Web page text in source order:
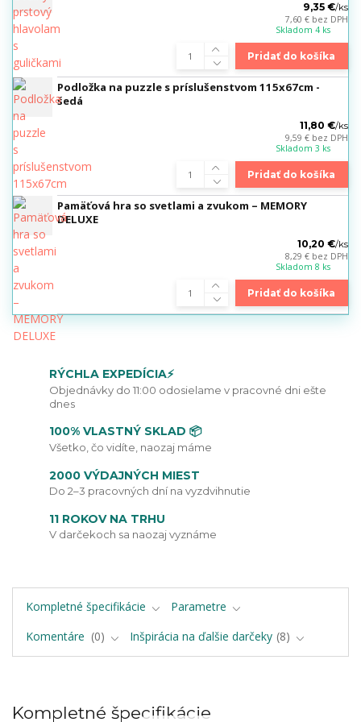
9,35 €/ks
7,60 € bez DPH
Skladom 4 ks
Pridať do košíka
Podložka na puzzle s príslušenstvom 115x67cm -
šedá
11,80 €/ks
9,59 € bez DPH
Skladom 3 ks
Pridať do košíka
Pamäťová hra so svetlami a zvukom – MEMORY
DELUXE
10,20 €/ks
8,29 € bez DPH
Skladom 8 ks
Pridať do košíka
RÝCHLA EXPEDÍCIA⚡
Objednávky do 11:00 odosielame v pracovné dni ešte
dnes
100% VLASTNÝ SKLAD 📦
Všetko, čo vidíte, naozaj máme
2000 VÝDAJNÝCH MIEST
Do 2–3 pracovných dní na vyzdvihnutie
11 ROKOV NA TRHU
V darčekoch sa naozaj vyznáme
Kompletné špecifikácie
Parametre
Komentáre
0 Inšpirácia na ďalšie darčeky 8
Kompletné špecifikácie